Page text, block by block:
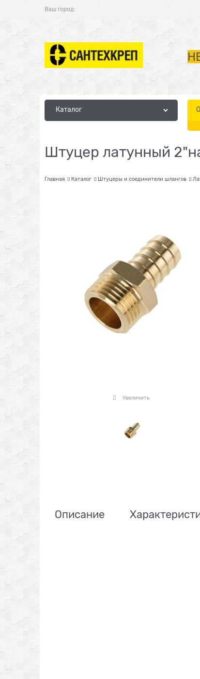
Ваш город:
Каталог
Штуцер латунный
Главная Каталог Штуцеры и соединители шлангов
Увеличить
Описание